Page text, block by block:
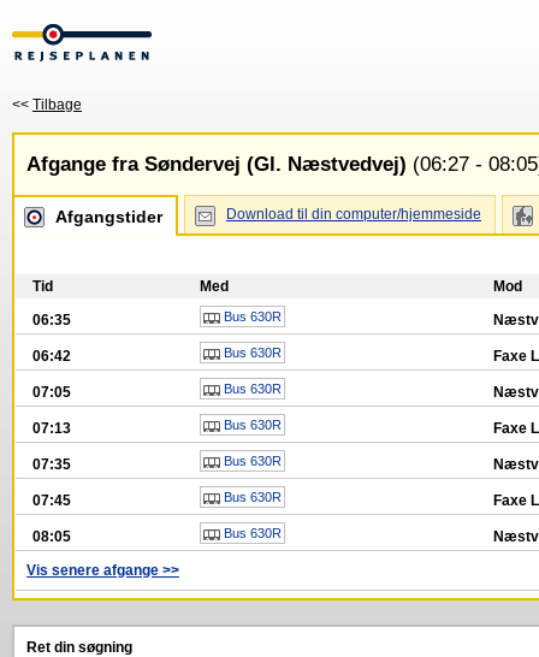
<< Tilbage
Afgange fra Søndervej (Gl. Næstvedvej) (06:27 -
Afgangstider Download til din computer/hjemmeside
Tid Med
Mod
06:35
Bus 630R
06:42 Bus 630R Faxe
07:05 Bus 630R
07:13 Bus 630R Faxe
07:35 Bus 630R
07:45 Bus 630R Faxe
08:05 Bus 630R
Vis senere afgange >>
Ret din søgning